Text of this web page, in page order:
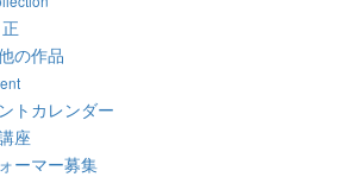
の作品
トカレンダー
座
ーマー募集